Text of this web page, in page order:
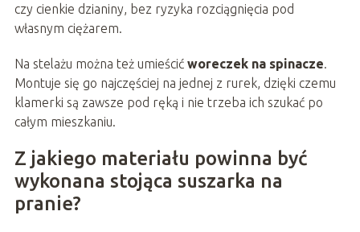
czy cienkie dzianiny, bez ryzyka rozciągnięcia pod
własnym ciężarem.
Na stelażu można też umieścić woreczek na spinacze.
Montuje się go najczęściej na jednej z rurek, dzięki czemu
klamerki są zawsze pod ręką i nie trzeba ich szukać po
całym mieszkaniu.
Z jakiego materiału powinna być
wykonana stojąca suszarka na
pranie?